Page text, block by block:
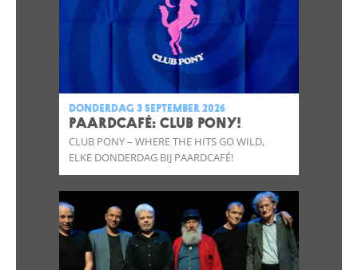
donderdag 3 september 2026
Paardcafé: Club Pony!
CLUB PONY – WHERE THE HITS GO WILD,
ELKE DONDERDAG BIJ PAARDCAFÉ!